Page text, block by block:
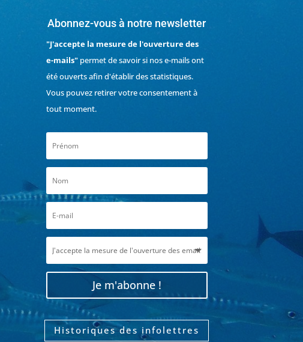
Abonnez-vous à notre newsletter
"J'accepte la mesure de l'ouverture des
e-mails"permet de savoir si nos e-mails ont
été ouverts afin d'établir des statistiques.
Vous pouvez retirer votre consentement à
tout moment.
Je m'abonne !
Historiques des infolettres